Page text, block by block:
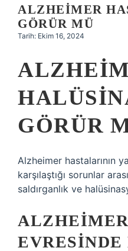
ALZHEIMER
GÖRÜR MÜ
Tarih: Ekim 16, 2024
GÖRÜR
Alzheimer hastalarının
karşılaştığı sorunlar
saldırganlık ve
EVRESINDE